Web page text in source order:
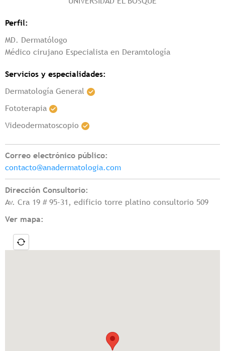
Perfil:
MD. Dermatólogo
Médico cirujano Especialista en Deramtología
Servicios y especialidades:
Dermatología General
Fototerapia
Videodermatoscopio
Correo electrónico público:
contacto@anadermatologia.com
Dirección Consultorio:
Av. Cra 19 # 95-31, edificio torre platino consultorio 509
Ver mapa: